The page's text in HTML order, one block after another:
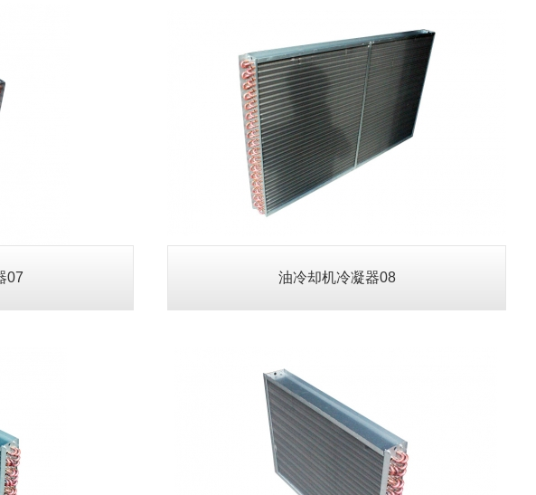
07 油冷却机冷凝器08
油冷却机冷凝器11